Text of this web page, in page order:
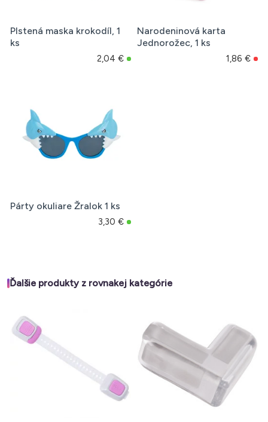
Plstená maska krokodíl, 1
ks
2,04 €
Narodeninová karta
Jednorožec, 1 ks
1,86 €
Párty okuliare Žralok 1 ks
3,30 €
Ďalšie produkty z rovnakej kategórie